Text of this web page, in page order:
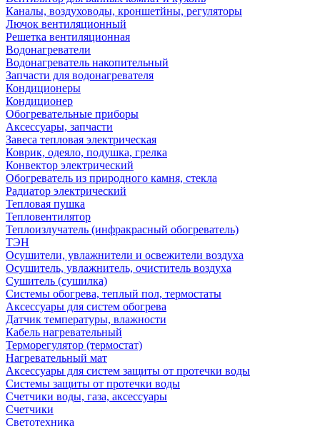
Каналы, воздуховоды, кроншетйны, регуляторы
Лючок вентиляционный
Решетка вентиляционная
Водонагреватели
Водонагреватель накопительный
Запчасти для водонагревателя
Кондиционеры
Кондиционер
Обогревательные приборы
Аксессуары, запчасти
Завеса тепловая электрическая
Коврик, одеяло, подушка, грелка
Конвектор электрический
Обогреватель из природного камня, стекла
Радиатор электрический
Тепловая пушка
Тепловентилятор
Теплоизлучатель (инфракрасный обогреватель)
ТЭН
Осушители, увлажнители и освежители воздуха
Осушитель, увлажнитель, очиститель воздуха
Сушитель (сушилка)
Системы обогрева, теплый пол, термостаты
Аксессуары для систем обогрева
Датчик температуры, влажности
Кабель нагревательный
Терморегулятор (термостат)
Нагревательный мат
Аксессуары для систем защиты от протечки воды
Системы защиты от протечки воды
Счетчики воды, газа, аксессуары
Счетчики
Светотехника